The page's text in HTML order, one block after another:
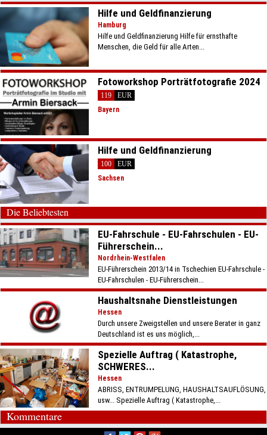
Hilfe und Geldfinanzierung
Hamburg
Hilfe und Geldfinanzierung Hilfe für ernsthafte
Menschen, die Geld für alle Arten...
Fotoworkshop Porträtfotografie 2024
119
EUR
Bayern
Hilfe und Geldfinanzierung
100
EUR
Sachsen
Die Beliebtesten
EU-Fahrschule - EU-Fahrschulen - EU-
Führerschein...
Nordrhein-Westfalen
EU-Führerschein 2013/14 in Tschechien EU-Fahrschule -
EU-Fahrschulen - EU-Führerschein...
Haushaltsnahe Dienstleistungen
Hessen
Durch unsere Zweigstellen und unsere Berater in ganz
Deutschland ist es uns möglich,...
Spezielle Auftrag ( Katastrophe,
SCHWERES...
Hessen
ABRISS, ENTRUMPELUNG, HAUSHALTSAUFLÖSUNG,
usw... Spezielle Auftrag ( Katastrophe,...
Kommentare